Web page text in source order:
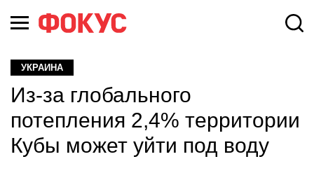
УКРАИНА
Из-за глобального
потепления 2,4% территории
Кубы может уйти под воду